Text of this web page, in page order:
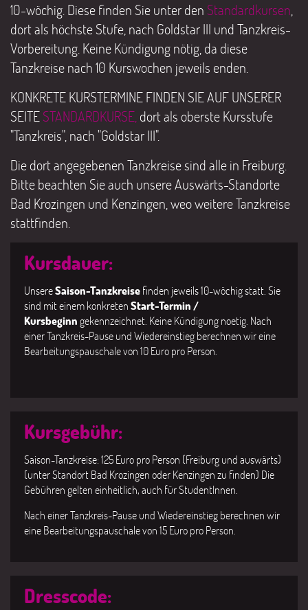
10-wöchig. Diese finden Sie unter den Standardkursen
dort als höchste Stufe, nach Goldstar III und Tanzkreis-
Vorbereitung. Keine Kündigung nötig, da diese
Tanzkreise nach 10 Kurswochen jeweils enden.
KONKRETE KURSTERMINE FINDEN SIE AUF UNSERER
SEITESTANDARDKURSE, dort als oberste Kursstufe
"Tanzkreis", nach "Goldstar III".
Die dort angegebenen Tanzkreise sind alle in Freiburg.
Bitte beachten Sie auch unsere Auswärts-Standorte
Bad Krozingen und Kenzingen, weo weitere Tanzkreise
stattfinden.
Kursdauer:
UnsereSaison-Tanzkreisefinden jeweils 10-wöchig statt. Sie
sind mit einem konkretenStart-Termin /
Kursbeginngekennzeichnet. Keine Kündigung noetig. Nach
einer Tanzkreis-Pause und Wiedereinstieg berechnen wir eine
Bearbeitungspauschale von 10 Euro pro Person.
Kursgebühr:
Saison-Tanzkreise: 125 Euro pro Person (Freiburg und auswärts)
(unter Standort Bad Krozingen oder Kenzingen zu finden) Die
Gebühren gelten einheitlich, auch für StudentInnen.
Nach einer Tanzkreis-Pause und Wiedereinstieg berechnen wir
eine Bearbeitungspauschale von 15 Euro pro Person.
Dresscode: